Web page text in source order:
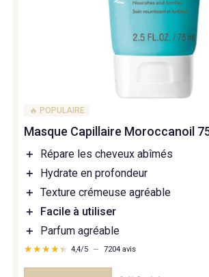
🔥 POPULAIRE
Masque Capillaire Moroccanoil
＋
Répare les cheveux abîmés
＋
Hydrate en profondeur
＋ Texture crémeuse agréable
＋
Facile à utiliser
＋
Parfum agréable
★★★★★
★★★★★ 4,4/5 — 7204 avis